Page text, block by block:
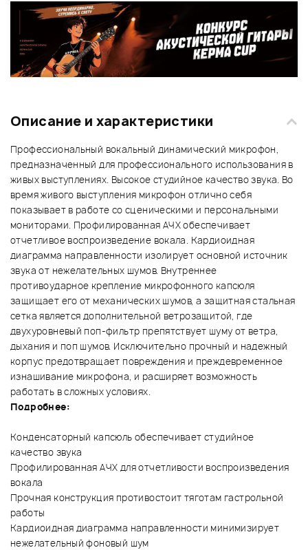
Описание и характеристики
Профессиональный вокальный динамический микрофон,
предназначенный для профессионального использования в
живых выступлениях. Высокое студийное качество звука. Во
время живого выступления микрофон отлично себя
показывает в работе со сценическими и персональными
мониторами. Профилированная АЧХ обеспечивает
отчетливое воспроизведение вокала. Кардиоидная
диаграмма направленности изолирует основной источник
звука от нежелательных шумов. Внутреннее
противоударное крепление микрофонного капсюля
защищает его от механических шумов, а защитная стальная
сетка является дополнительной ветрозащитой, где
двухуровневый поп-фильтр препятствует шуму от ветра,
дыхания и поп шумов. Исключительно прочный и надежный
корпус предотвращает повреждения и преждевременное
изнашивание микрофона, и расширяет возможность
работать в сложных условиях.
Подробнее:
Конденсаторный капсюль обеспечивает студийное
качество звука
Профилированная АЧХ для отчетливости воспроизведения
вокала
Прочная конструкция противостоит тяготам гастрольной
работы
Кардиоидная диаграмма направленности минимизирует
нежелательный фоновый шум